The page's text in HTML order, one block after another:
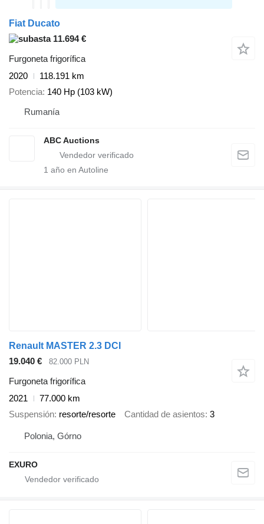
Fiat Ducato
11.694 €
Furgoneta frigorífica
2020
118.191 km
Potencia 140 Hp (103 kW)
Rumanía
ABC Auctions
1 año en Autoline
Renault MASTER 2.3 DCI
19.040 €
82.000 PLN
Furgoneta frigorífica
2021
77.000 km
Suspensión resorte/resorte Cantidad de asientos 3
Polonia, Górno
EXURO